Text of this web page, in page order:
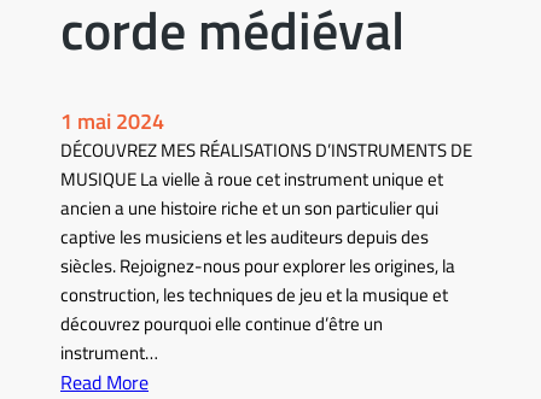
corde médiéval
1 mai 2024
DÉCOUVREZ MES RÉALISATIONS D’INSTRUMENTS DE
MUSIQUE La vielle à roue cet instrument unique et
ancien a une histoire riche et un son particulier qui
captive les musiciens et les auditeurs depuis des
siècles. Rejoignez-nous pour explorer les origines, la
construction, les techniques de jeu et la musique et
découvrez pourquoi elle continue d’être un
instrument…
Read More